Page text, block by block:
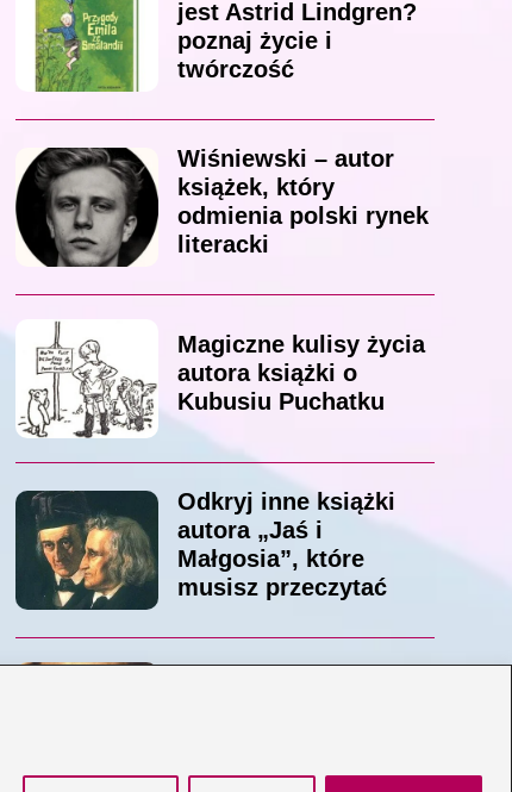
jest Astrid Lindgren?
poznaj życie i
twórczość
Wiśniewski – autor
książek, który
odmienia polski rynek
literacki
Magiczne kulisy życia
autora książki o
Kubusiu Puchatku
Odkryj inne książki
autora „Jaś i
Małgosia”, które
musisz przeczytać